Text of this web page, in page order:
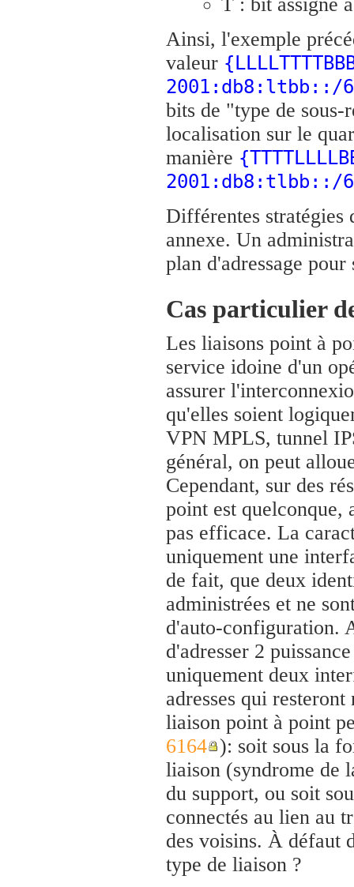
Ainsi, l'exemple
valeur
2001:db8:ltbb::/
bits de "type de sous-
localisation sur le
manière
2001:db8:tlbb::/
Différentes stratégies
annexe. Un
plan d'adressage pour
Cas particulier
Les liaisons point à
service idoine d'un
assurer
qu'elles soient
VPN MPLS, tunnel
général, on peut
Cependant, sur des
point est quelconque,
pas efficace. La
uniquement une
de fait, que deux
administrées et ne
d'auto-configuration.
d'adresser 2
uniquement deux
adresses qui
liaison point à point
6164 ): soit sous la
liaison (syndrome de
du support, ou soit
connectés au lien au
des voisins. À défaut
type de liaison ?